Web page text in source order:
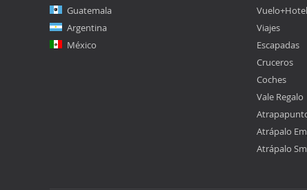
Guatemala
Argentina
México
Vuelo+Hotel
Viajes
Escapadas
Cruceros
Coches
Vale Regalo
Atrápalo
Atrápalo